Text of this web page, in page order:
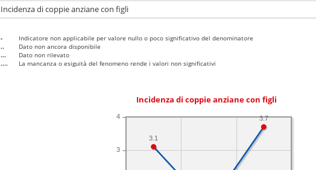
Incidenza di coppie anziane con figli
-
Indicatore non applicabile per valore nullo o poco significativo del denominatore
..
Dato non ancora disponibile
...
Dato non rilevato
....
La mancanza o esiguità del fenomeno rende i valori non significativi
Incidenza di coppie anziane con figli
3
4 3.7
3.1